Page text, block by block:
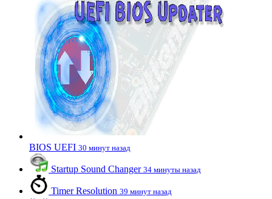
BIOS UEFI 30 минут назад
Startup Sound Changer 34 минуты назад
Timer Resolution 39 минут назад